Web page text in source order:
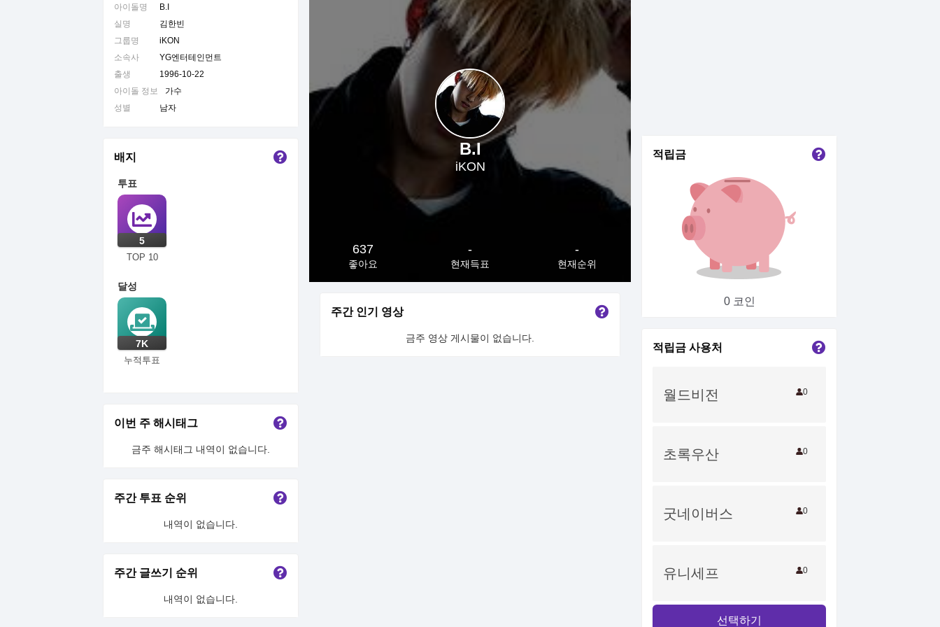
아이돌명
B.I
실명
김한빈
그룹명
iKON
소속사
YG엔터테인먼트
출생
1996-10-22
아이돌 정보
가수
성별
남자
배지
투표
5
TOP 10
달성
7K
누적투표
이번 주 해시태그
금주 해시태그 내역이 없습니다.
주간 투표 순위
내역이 없습니다.
주간 글쓰기 순위
내역이 없습니다.
B.I
iKON
637
좋아요
-
현재득표
-
현재순위
주간 인기 영상
금주 영상 게시물이 없습니다.
적립금
0 코인
적립금 사용처
월드비전 0
초록우산 0
굿네이버스 0
유니세프 0
선택하기